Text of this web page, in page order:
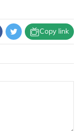
Copy link